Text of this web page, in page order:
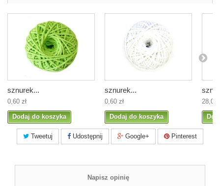
sznurek...
0,60 zł
Dodaj do koszyka
sznurek...
0,60 zł
Dodaj do koszyka
28,00
Tweetuj Udostępnij Google+ Pinterest
Napisz opinię